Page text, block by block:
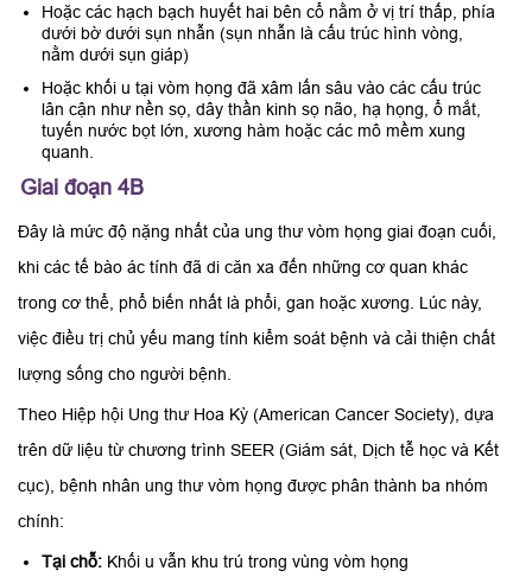
Hoặc các hạch bạch huyết hai bên cổ nằm ở vị trí thấp, phía
dưới bờ dưới sụn nhẫn (sụn nhẫn là cấu trúc hình vòng,
nằm dưới sụn giáp)
Hoặc khối u tại vòm họng đã xâm lấn sâu vào các cấu trúc
lân cận như nền sọ, dây thần kinh sọ não, hạ họng, ổ mắt,
tuyến nước bọt lớn, xương hàm hoặc các mô mềm xung
quanh.
Giai đoạn 4B
Đây là mức độ nặng nhất của ung thư vòm họng giai đoạn cuối,
khi các tế bào ác tính đã di căn xa đến những cơ quan khác
trong cơ thể, phổ biến nhất là phổi, gan hoặc xương. Lúc này,
việc điều trị chủ yếu mang tính kiểm soát bệnh và cải thiện chất
lượng sống cho người bệnh.
Theo Hiệp hội Ung thư Hoa Kỳ (American Cancer Society), dựa
trên dữ liệu từ chương trình SEER (Giám sát, Dịch tễ học và Kết
cục), bệnh nhân ung thư vòm họng được phân thành ba nhóm
chính:
Tại chỗ: Khối u vẫn khu trú trong vùng vòm họng